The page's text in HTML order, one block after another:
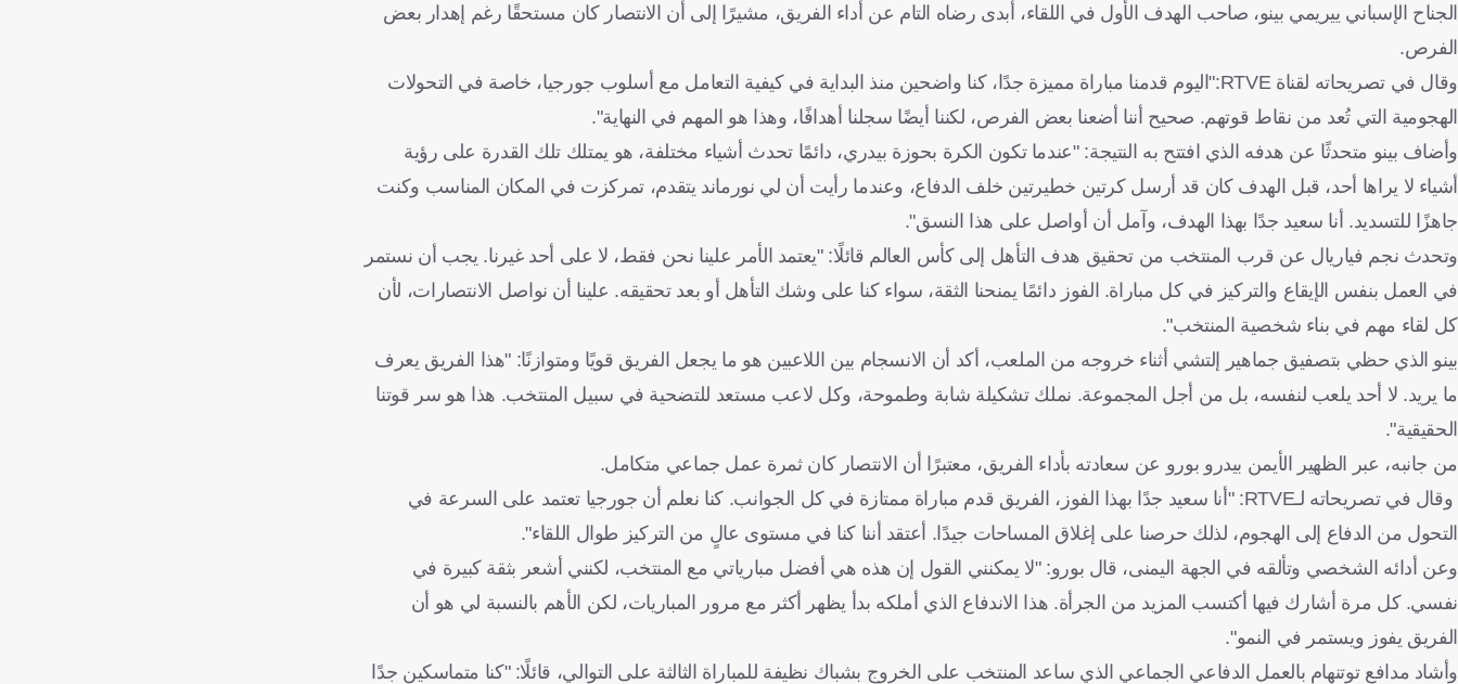
الجناح الإسباني ييريمي بينو، صاحب الهدف الأول في اللقاء، أبدى رضاه التام عن أداء الفريق، مشيرًا إلى أن الانتصار كان مستحقًا رغم إهدار بعض
الفرص.
وقال في تصريحاته لقناة RTVE:"اليوم قدمنا مباراة مميزة جدًا، كنا واضحين منذ البداية في كيفية التعامل مع أسلوب جورجيا، خاصة في التحولات
الهجومية التي تُعد من نقاط قوتهم. صحيح أننا أضعنا بعض الفرص، لكننا أيضًا سجلنا أهدافًا، وهذا هو المهم في النهاية".
وأضاف بينو متحدثًا عن هدفه الذي افتتح به النتيجة: "عندما تكون الكرة بحوزة بيدري، دائمًا تحدث أشياء مختلفة، هو يمتلك تلك القدرة على رؤية
أشياء لا يراها أحد، قبل الهدف كان قد أرسل كرتين خطيرتين خلف الدفاع، وعندما رأيت أن لي نورماند يتقدم، تمركزت في المكان المناسب وكنت
جاهزًا للتسديد. أنا سعيد جدًا بهذا الهدف، وآمل أن أواصل على هذا النسق".
وتحدث نجم فياريال عن قرب المنتخب من تحقيق هدف التأهل إلى كأس العالم قائلًا: "يعتمد الأمر علينا نحن فقط، لا على أحد غيرنا. يجب أن نستمر
في العمل بنفس الإيقاع والتركيز في كل مباراة. الفوز دائمًا يمنحنا الثقة، سواء كنا على وشك التأهل أو بعد تحقيقه. علينا أن نواصل الانتصارات، لأن
كل لقاء مهم في بناء شخصية المنتخب".
بينو الذي حظي بتصفيق جماهير إلتشي أثناء خروجه من الملعب، أكد أن الانسجام بين اللاعبين هو ما يجعل الفريق قويًا ومتوازنًا: "هذا الفريق يعرف
ما يريد. لا أحد يلعب لنفسه، بل من أجل المجموعة. نملك تشكيلة شابة وطموحة، وكل لاعب مستعد للتضحية في سبيل المنتخب. هذا هو سر قوتنا
الحقيقية".
من جانبه، عبر الظهير الأيمن بيدرو بورو عن سعادته بأداء الفريق، معتبرًا أن الانتصار كان ثمرة عمل جماعي متكامل.
وقال في تصريحاته لـRTVE: "أنا سعيد جدًا بهذا الفوز، الفريق قدم مباراة ممتازة في كل الجوانب. كنا نعلم أن جورجيا تعتمد على السرعة في
التحول من الدفاع إلى الهجوم، لذلك حرصنا على إغلاق المساحات جيدًا. أعتقد أننا كنا في مستوى عالٍ من التركيز طوال اللقاء".
وعن أدائه الشخصي وتألقه في الجهة اليمنى، قال بورو: "لا يمكنني القول إن هذه هي أفضل مبارياتي مع المنتخب، لكنني أشعر بثقة كبيرة في
نفسي. كل مرة أشارك فيها أكتسب المزيد من الجرأة. هذا الاندفاع الذي أملكه بدأ يظهر أكثر مع مرور المباريات، لكن الأهم بالنسبة لي هو أن
الفريق يفوز ويستمر في النمو".
وأشاد مدافع توتنهام بالعمل الدفاعي الجماعي الذي ساعد المنتخب على الخروج بشباك نظيفة للمباراة الثالثة على التوالي، قائلًا: "كنا متماسكين جدًا